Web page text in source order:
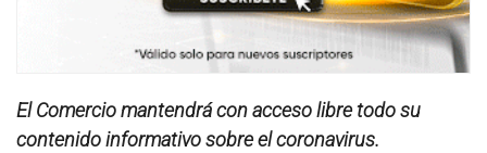
El Comercio mantendrá con acceso libre todo su
contenido informativo sobre el coronavirus.